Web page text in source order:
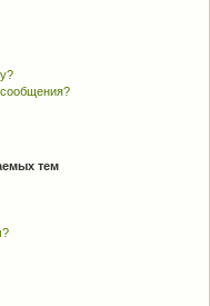
сообщения?
тем